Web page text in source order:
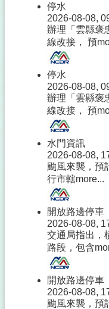
停水
2026-08-08,
辦理「雲縣褒
線改接， 預
停水
2026-08-08,
辦理「雲縣褒
線改接， 預
水門資訊
2026-08-08,
颱風來襲，預
行市轄more...
開放路邊停車
2026-08-08,
交通局指出，
路段，包含
開放路邊停車
2026-08-08,
颱風來襲，預